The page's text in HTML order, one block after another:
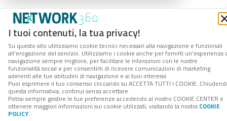
I tuoi contenuti, la tua privacy!
Su questo sito utilizziamo cookie tecnici necessari alla navigazione e funzionali
all’erogazione del servizio. Utilizziamo i cookie anche per fornirti un’esperienza
navigazione sempre migliore, per facilitare le interazioni con le nostre
funzionalità social e per consentirti di ricevere comunicazioni di marketing
aderenti alle tue abitudini di navigazione e ai tuoi interessi.
Puoi esprimere il tuo consenso cliccando su ACCETTA TUTTI I COOKIE.
questa informativa, continui senza accettare.
Potrai sempre gestire le tue preferenze accedendo al nostro COOKIE CENTER e
ottenere maggiori informazioni sui cookie utilizzati, visitando la nostra COOKIE
POLICY.